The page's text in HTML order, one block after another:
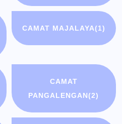
CAMAT MAJALAYA(1)
CAMAT
PANGALENGAN(2)